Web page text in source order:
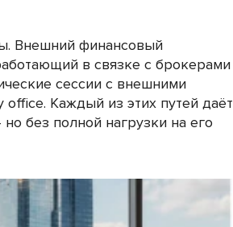
Внешний финансовый
в связке с брокерами
сессии с внешними
office. Каждый из этих путей даёт
без полной нагрузки на его